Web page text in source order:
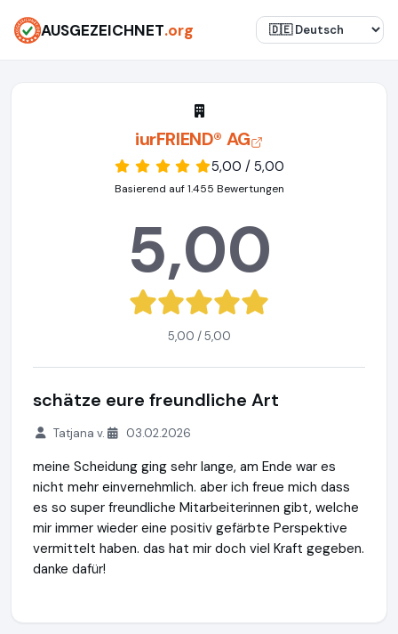
AUSGEZEICHNET.org
iurFRIEND® AG
5,00 / 5,00
Basierend auf 1.455 Bewertungen
5,00
5,00 / 5,00
schätze eure freundliche Art
Tatjana v. 03.02.2026
meine Scheidung ging sehr lange, am Ende war es
nicht mehr einvernehmlich. aber ich freue mich dass
es so super freundliche Mitarbeiterinnen gibt, welche
mir immer wieder eine positiv gefärbte Perspektive
vermittelt haben. das hat mir doch viel Kraft gegeben.
danke dafür!